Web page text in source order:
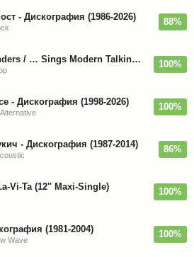
- Дискография (1986-2026) 88%
Thomas Anders / … Sings Modern Talking: The Best hi-res 100%
- Дискография (1998-2026) 100%
- Дискография (1987-2014) 86%
Vi-Ta (12'' Maxi-Single) 100%
(1981-2004)
Wave
100%